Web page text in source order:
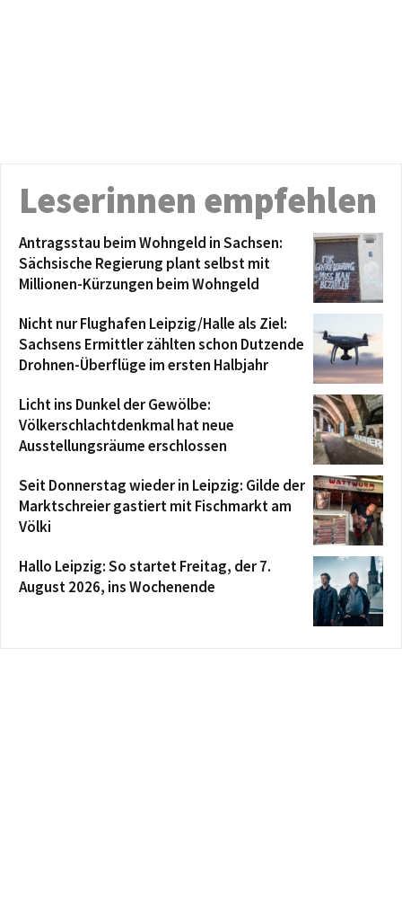
Leserinnen empfehlen
Antragsstau beim Wohngeld in Sachsen:
Sächsische Regierung plant selbst mit
Millionen-Kürzungen beim Wohngeld
Nicht nur Flughafen Leipzig/Halle als Ziel:
Sachsens Ermittler zählten schon Dutzende
Drohnen-Überflüge im ersten Halbjahr
Licht ins Dunkel der Gewölbe:
Völkerschlachtdenkmal hat neue
Ausstellungsräume erschlossen
Seit Donnerstag wieder in Leipzig: Gilde der
Marktschreier gastiert mit Fischmarkt am
Völki
Hallo Leipzig: So startet Freitag, der 7.
August 2026, ins Wochenende